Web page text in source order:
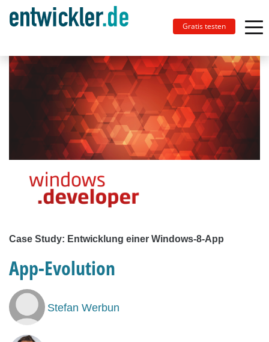
Gratis testen
Case Study: Entwicklung einer Windows-8-App
App-Evolution
Stefan Werbun